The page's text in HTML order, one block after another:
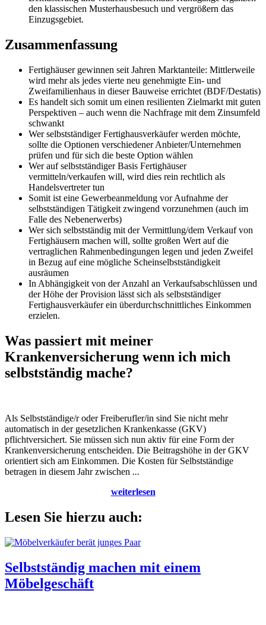
den klassischen Musterhausbesuch und vergrößern das
Einzugsgebiet.
Zusammenfassung
Fertighäuser gewinnen seit Jahren Marktanteile: Mittlerweile
wird mehr als jedes vierte neu genehmigte Ein- und
Zweifamilienhaus in dieser Bauweise errichtet (BDF/Destatis)
Es handelt sich somit um einen resilienten Zielmarkt mit guten
Perspektiven – auch wenn die Nachfrage mit dem Zinsumfeld
schwankt
Wer selbstständiger Fertighausverkäufer werden möchte,
sollte die Optionen verschiedener Anbieter/Unternehmen
prüfen und für sich die beste Option wählen
Wer auf selbstständiger Basis Fertighäuser
vermitteln/verkaufen will, wird dies rein rechtlich als
Handelsvertreter tun
Somit ist eine Gewerbeanmeldung vor Aufnahme der
selbstständigen Tätigkeit zwingend vorzunehmen (auch im
Falle des Nebenerwerbs)
Wer sich selbstständig mit der Vermittlung/dem Verkauf von
Fertighäusern machen will, sollte großen Wert auf die
vertraglichen Rahmenbedingungen legen und jeden Zweifel
in Bezug auf eine mögliche Scheinselbstständigkeit
ausräumen
In Abhängigkeit von der Anzahl an Verkaufsabschlüssen und
der Höhe der Provision lässt sich als selbstständiger
Fertighausverkäufer ein überdurchschnittliches Einkommen
erzielen.
Was passiert mit meiner
Krankenversicherung wenn ich mich
selbstständig mache?
Als Selbstständige/r oder Freiberufler/in sind Sie nicht mehr
automatisch in der gesetzlichen Krankenkasse (GKV)
pflichtversichert. Sie müssen sich nun aktiv für eine Form der
Krankenversicherung entscheiden. Die Beitragshöhe in der GKV
orientiert sich am Einkommen. Die Kosten für Selbstständige
betragen in diesem Jahr zwischen ...
weiterlesen
Lesen Sie hierzu auch:
Selbstständig machen mit einem
Möbelgeschäft